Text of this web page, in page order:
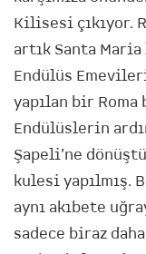
Kilisesi çıkıyor.
artık Santa
Endülüs
yapılan bir Roma
Endülüslerin
Şapeli’ne
kulesi yapılmış.
aynı akıbete
sadece biraz